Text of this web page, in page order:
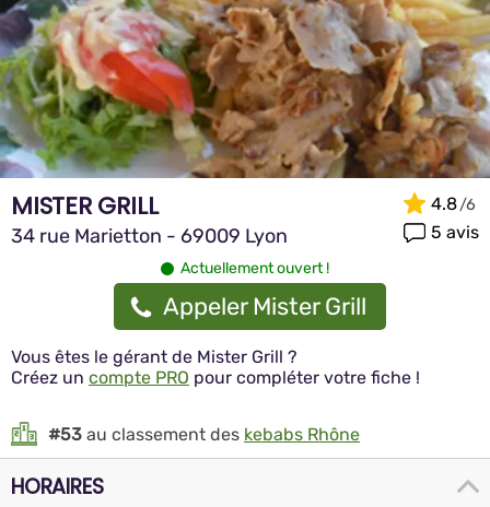
MISTER GRILL
34 rue Marietton - 69009 Lyon
4.8
5 avis
Actuellement ouvert !
Appeler Mister Grill
Vous êtes le gérant de Mister Grill ?
Créez un compte PRO pour compléter votre fiche !
#53 au classement des kebabs Rhône
HORAIRES